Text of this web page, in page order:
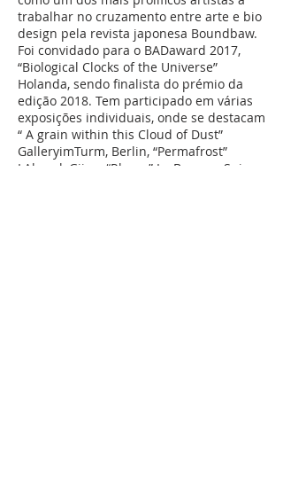
trabalhar no cruzamento entre arte e bio
design pela revista japonesa Boundbaw.
Foi convidado para o BADaward 2017,
“Biological Clocks of the Universe”
Holanda, sendo finalista do prémio da
edição 2018. Tem participado em várias
exposições individuais, onde se destacam
“ A grain within this Cloud of Dust”
GalleryimTurm, Berlin, “Permafrost”
LAboral, Gijon, “Rhone” La Becque, Suiça,